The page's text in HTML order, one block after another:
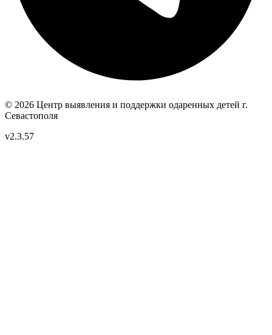
© 2026 Центр выявления и поддержки одаренных детей г.
Севастополя
v2.3.57